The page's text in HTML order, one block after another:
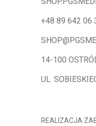
+48 89 642 06
14-100
UL.
REALIZACJA